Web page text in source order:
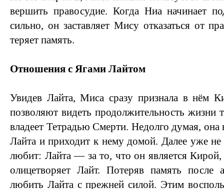
вершить правосудие. Когда Ниа начинает
сильно, он заставляет Мису отказаться от
теряет память.
Отношения с Ягами Лайтом
Увидев Лайта, Миса сразу признала в нём
позволяют видеть продолжительность жизни
владеет Тетрадью Смерти. Недолго думая, она
Лайта и приходит к нему домой. Далее уже
любит: Лайта — за то, что он является
олицетворяет Лайт. Потеряв память после
любить Лайта с прежней силой. Этим